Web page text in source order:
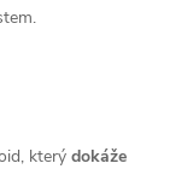
který dokáže